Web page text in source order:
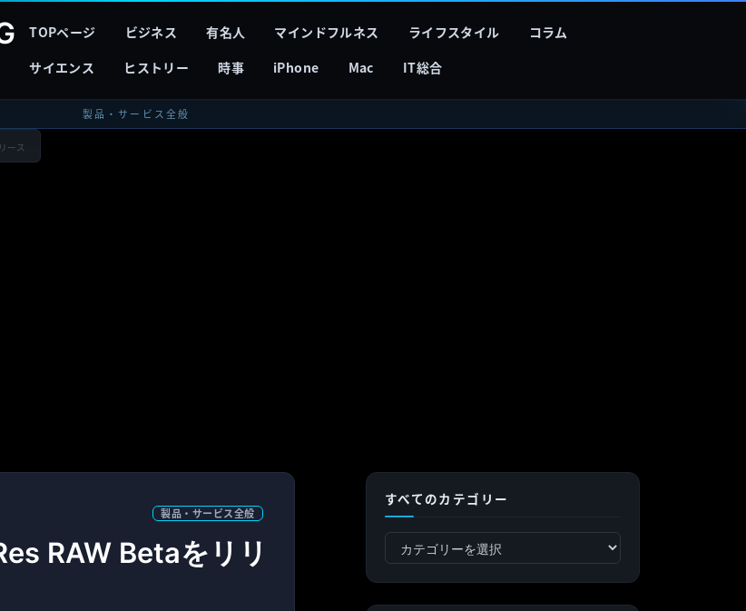
TOPページ ビジネス 有名人 マインドフルネス ライフスタイル
コラム
サイエンス
ヒストリー 時事 iPhone Mac IT総合
製品・サービス全般
ース
製品・サービス全般
RAW Betaをリリ
すべてのカテゴリー
べ